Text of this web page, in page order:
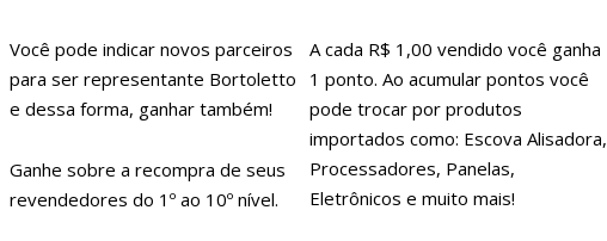
Você pode indicar novos parceiros
para ser representante Bortoletto
e dessa forma, ganhar também!
Ganhe sobre a recompra de seus
revendedores do 1º ao 10º nível.
A cada R$ 1,00 vendido você ganha
1 ponto. Ao acumular pontos você
pode trocar por produtos
importados como: Escova Alisadora,
Processadores, Panelas,
Eletrônicos e muito mais!